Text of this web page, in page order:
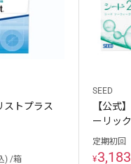
用をお待ちしております。
ストプラス
) /箱
SEED
【公式
ーリッ
定期初回
¥3,183